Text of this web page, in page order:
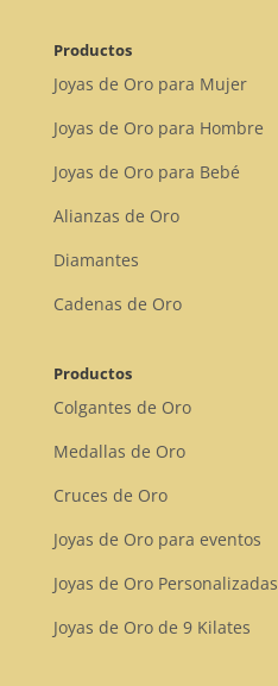
Productos
Joyas de Oro para Mujer
Joyas de Oro para Hombre
Joyas de Oro para Bebé
Alianzas de Oro
Diamantes
Cadenas de Oro
Productos
Colgantes de Oro
Medallas de Oro
Cruces de Oro
Joyas de Oro para eventos
Joyas de Oro Personalizadas
Joyas de Oro de 9 Kilates